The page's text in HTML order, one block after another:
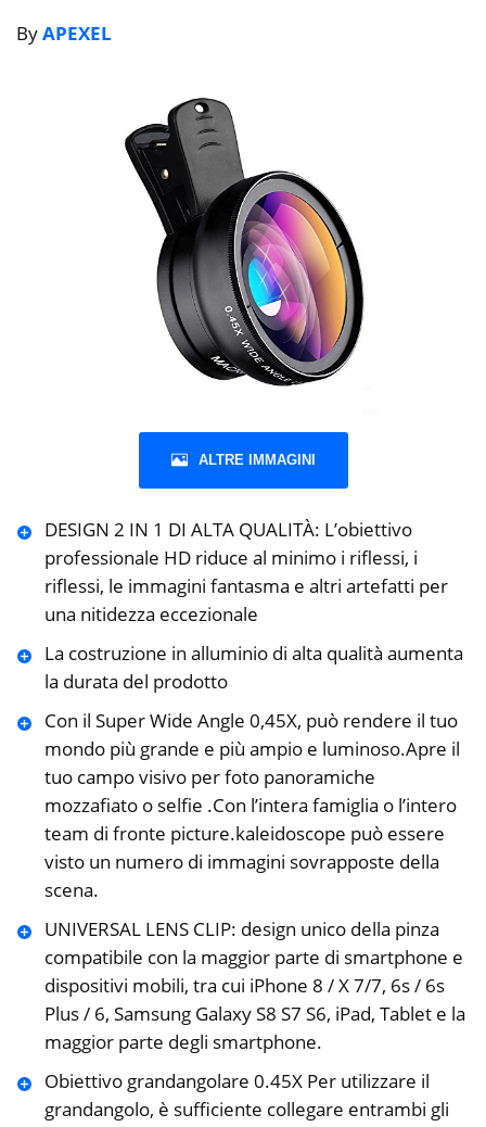
ByAPEXEL
ALTRE IMMAGINI
DESIGN 2 IN 1 DI ALTA QUALITÀ: L’obiettivo
professionale HD riduce al minimo i riflessi, i
riflessi, le immagini fantasma e altri artefatti per
una nitidezza eccezionale
La costruzione in alluminio di alta qualità aumenta
la durata del prodotto
Con il Super Wide Angle 0,45X, può rendere il tuo
mondo più grande e più ampio e luminoso.Apre il
tuo campo visivo per foto panoramiche
mozzafiato o selfie .Con l’intera famiglia o l’intero
team di fronte picture.kaleidoscope può essere
visto un numero di immagini sovrapposte della
scena.
UNIVERSAL LENS CLIP: design unico della pinza
compatibile con la maggior parte di smartphone e
dispositivi mobili, tra cui iPhone 8 / X 7/7, 6s / 6s
Plus / 6, Samsung Galaxy S8 S7 S6, iPad, Tablet e la
maggior parte degli smartphone.
Obiettivo grandangolare 0.45X Per utilizzare il
grandangolo, è sufficiente collegare entrambi gli